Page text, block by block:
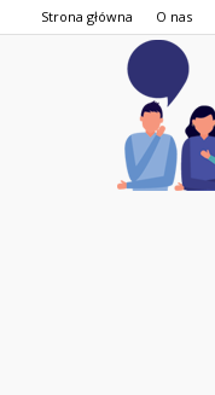
Strona główna O nas